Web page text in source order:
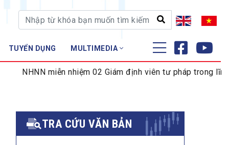
TUYỂN DỤNG MULTIMEDIA
miễn nhiệm 02 Giám định viên tư pháp trong lĩnh vực tiền tệ
TRA CỨU VĂN BẢN